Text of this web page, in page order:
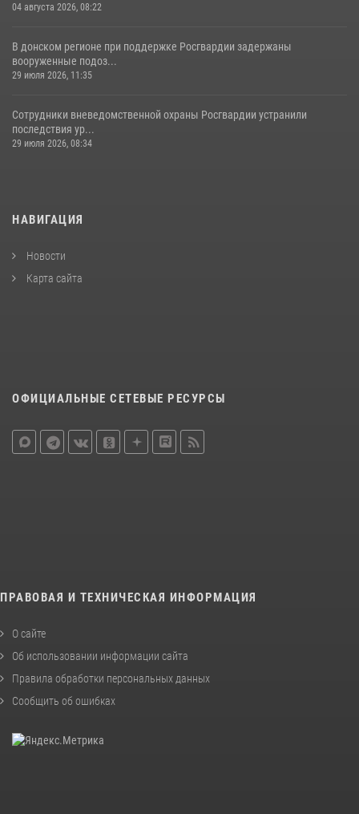
04 августа 2026, 08:22
В донском регионе при поддержке Росгвардии задержаны
вооруженные подоз...
29 июля 2026, 11:35
Сотрудники вневедомственной охраны Росгвардии устранили
последствия ур...
29 июля 2026, 08:34
НАВИГАЦИЯ
Новости
Карта сайта
ОФИЦИАЛЬНЫЕ СЕТЕВЫЕ РЕСУРСЫ
ПРАВОВАЯ И ТЕХНИЧЕСКАЯ ИНФОРМАЦИЯ
О сайте
Об использовании информации сайта
Правила обработки персональных данных
Сообщить об ошибках